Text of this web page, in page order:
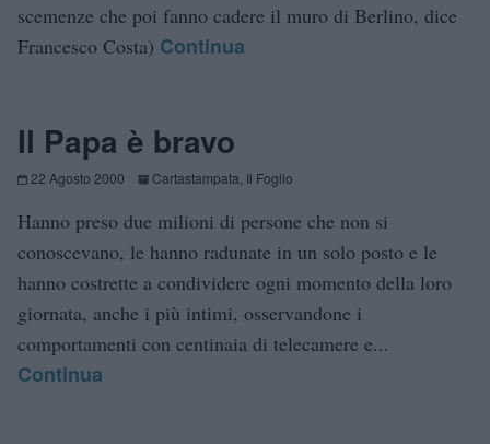
scemenze che poi fanno cadere il muro di Berlino, dice
Francesco Costa) Continua
Il Papa è bravo
22 Agosto 2000 Cartastampata Il Foglio
Hanno preso due milioni di persone che non si
conoscevano, le hanno radunate in un solo posto e le
hanno costrette a condividere ogni momento della loro
giornata, anche i più intimi, osservandone i
comportamenti con centinaia di telecamere e...
Continua